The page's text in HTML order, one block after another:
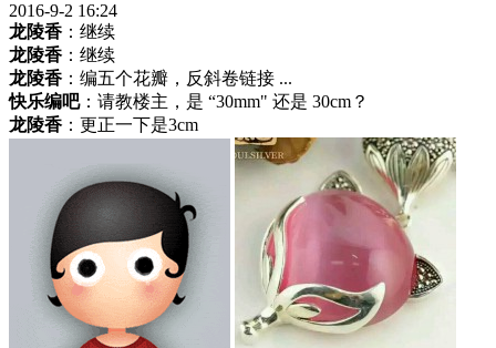
2016-9-2 16:24
龙陵香 ：继续
龙陵香 ：继续
龙陵香 ：编五个花瓣，反斜卷链接 ...
快乐编吧：请教楼主，是 “30mm" 还是 30cm？
龙陵香 ：更正一下是3cm